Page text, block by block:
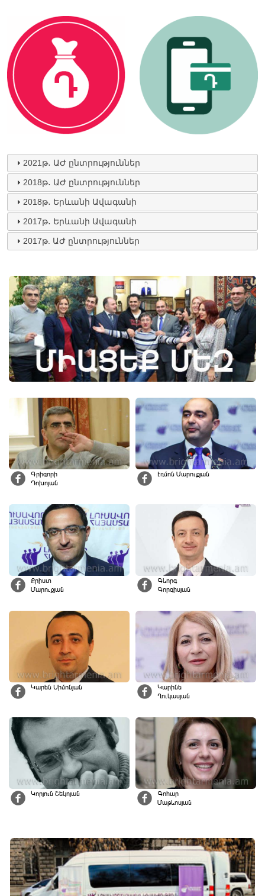
2021թ․ ԱԺ ընտրություններ
2018թ․ ԱԺ ընտրություններ
2018թ․ Երևանի Ավագանի
2017թ․ Երևանի Ավագանի
2017թ. ԱԺ ընտրություններ
Գրիգորի
Դոխոյան
Էդմոն Մարուքյան
Քրիստ
Մարուքյան
Գևորգ
Գորգիսյան
Կարեն Սիմոնյան
Կարինե
Ղուկասյան
Կորյուն Շեկոյան
Գոհար
Մաթևոսյան